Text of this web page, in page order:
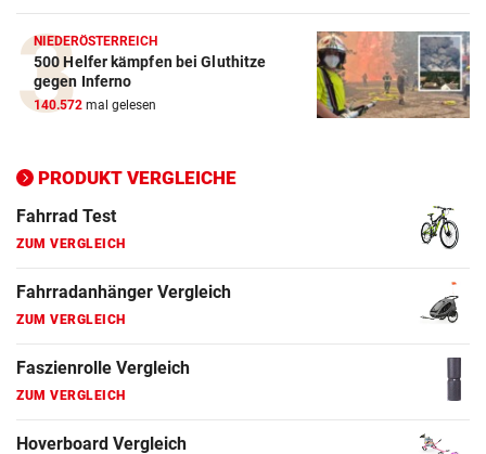
NIEDERÖSTERREICH
500 Helfer kämpfen bei Gluthitze
gegen Inferno
140.572 mal gelesen
PRODUKT VERGLEICHE
Action-Cam Vergleich
ZUM VERGLEICH
Crosstrainer Vergleich
E-Bike Vergleich
ZUM VERGLEICH
Elektro-Scooter Vergleich
ZUM VERGLEICH
Ergometer Vergleich
ZUM VERGLEICH